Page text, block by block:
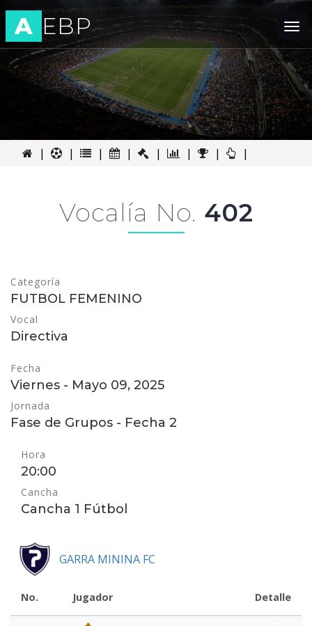
A EBP
| | | | | | | |
Vocalía No. 402
Categoría
FUTBOL FEMENINO
Vocal
Directiva
Fecha
Viernes - Mayo 09, 2025
Jornada
Fase de Grupos - Fecha 2
Hora
20:00
Cancha
Cancha 1 Fútbol
GARRA MININA FC
No. Jugador Detalle